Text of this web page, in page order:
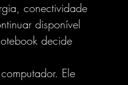
conectividade
disponível
decide
Ele